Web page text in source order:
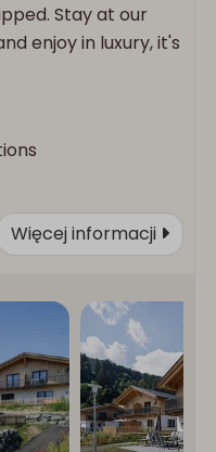
Stay at our
enjoy in luxury, it's
Więcej informacji